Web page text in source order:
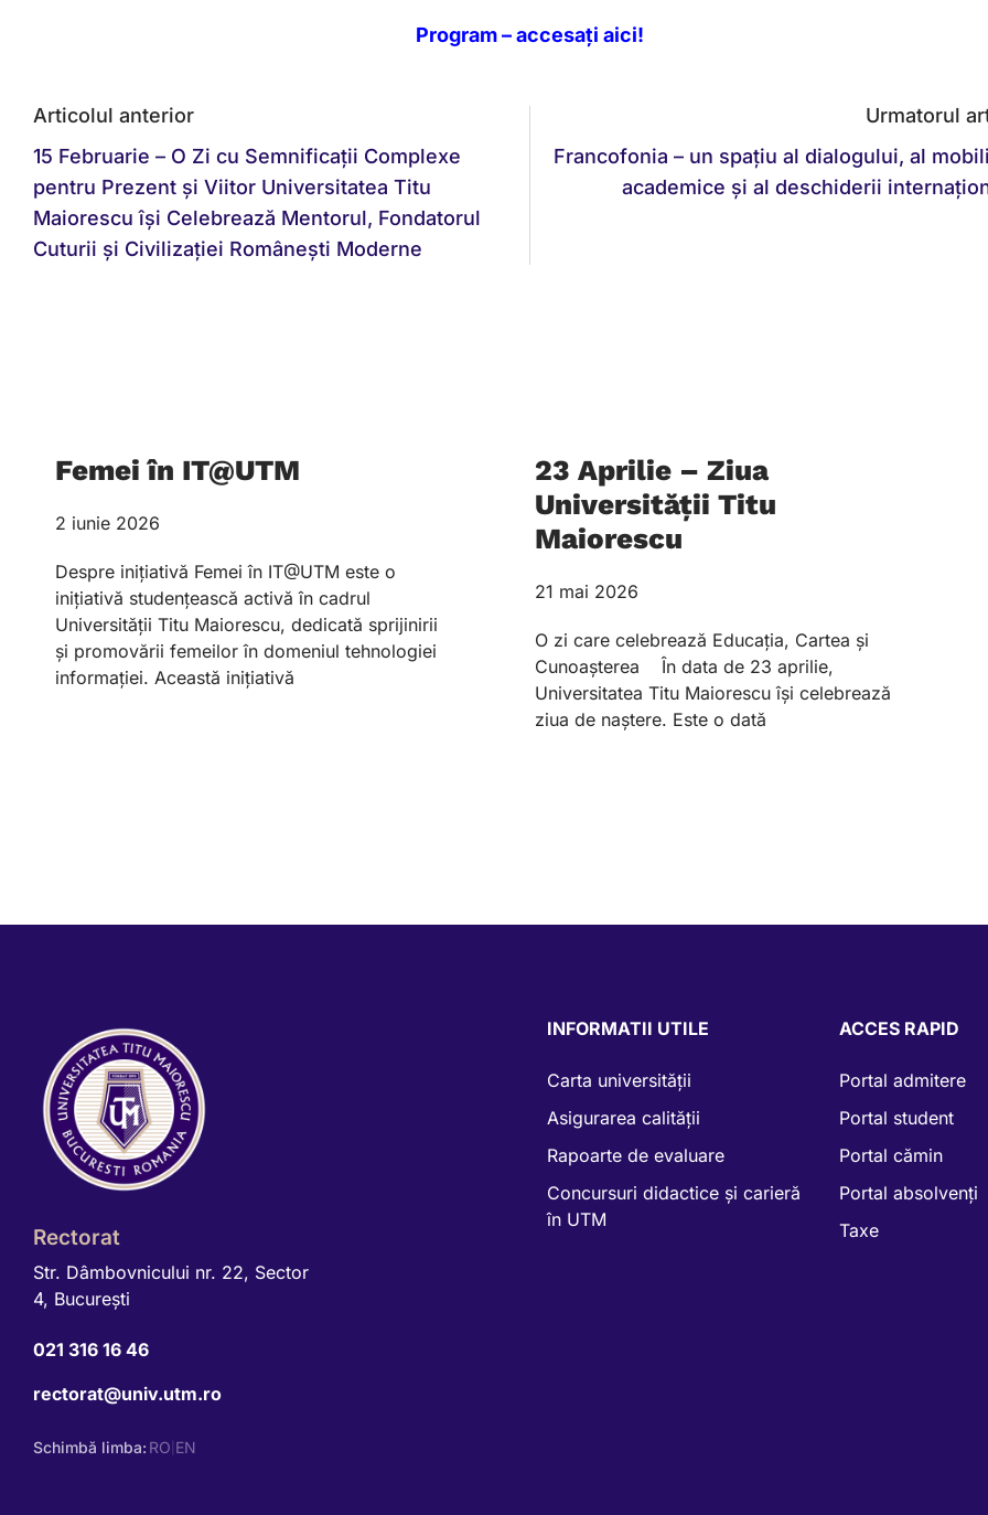
Program – accesați aici!
Articolul anterior
15 Februarie – O Zi cu Semnificații Complexe
pentru Prezent și Viitor Universitatea Titu
Maiorescu își Celebrează Mentorul, Fondatorul
Cuturii și Civilizației Românești Moderne
Urmatorul
Francofonia – un spațiu al dialogului, al
academice și al deschiderii
Femei în IT@UTM
2 iunie 2026
Despre inițiativă Femei în IT@UTM este o
inițiativă studențească activă în cadrul
Universității Titu Maiorescu, dedicată sprijinirii
și promovării femeilor în domeniul tehnologiei
informației. Această inițiativă
23 Aprilie – Ziua
Universității Titu
Maiorescu
21 mai 2026
O zi care celebrează Educația, Cartea și
Cunoașterea În data de 23 aprilie,
Universitatea Titu Maiorescu își celebrează
ziua de naștere. Este o dată
Rectorat
Str. Dâmbovnicului nr. 22, Sector
4, Bucureşti
021 316 16 46
rectorat@univ.utm.ro
Schimbă limba: RO EN
INFORMATII UTILE
Carta universității
Asigurarea calității
Rapoarte de evaluare
Concursuri didactice și carieră
în UTM
ACCES RAPID
Portal admitere
Portal student
Portal cămin
Portal absolvenți
Taxe